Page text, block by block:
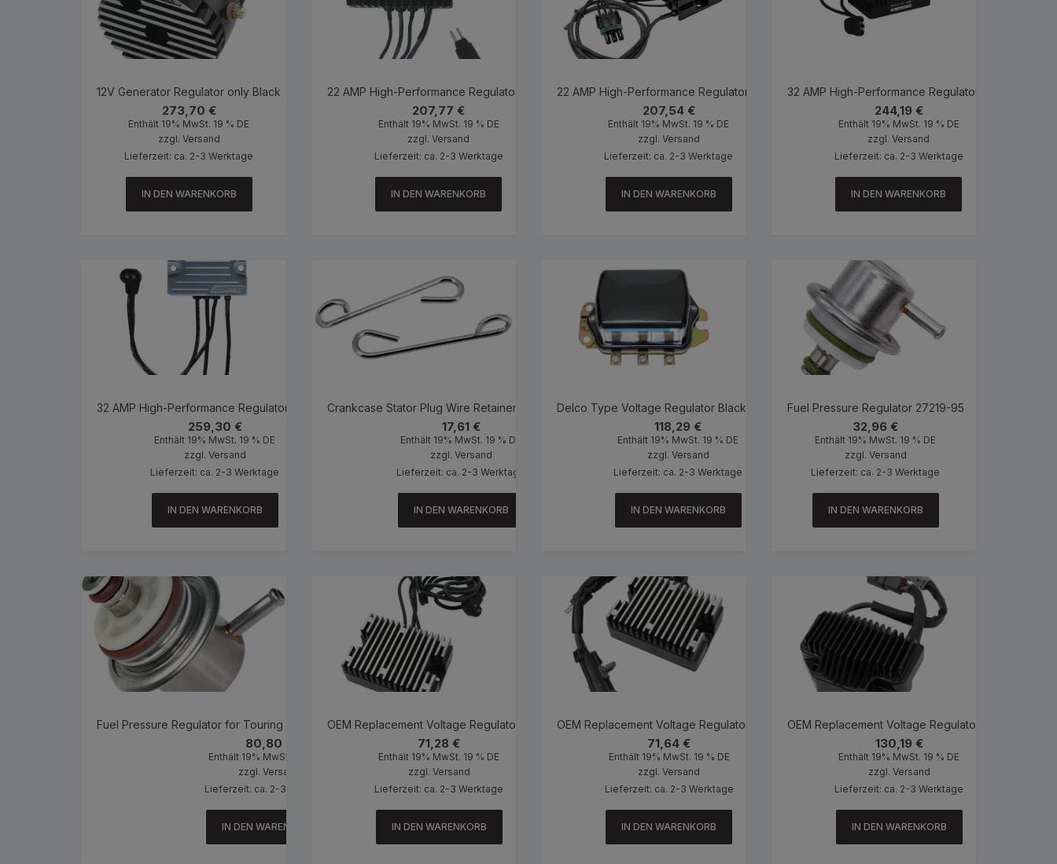
12V Generator Regulator only Black
273,70 €
Enthält 19% MwSt. 19 % DE
zzgl. Versand
Lieferzeit: ca. 2-3 Werktage
IN DEN WARENKORB
22 AMP High-Performance Regulator Black
207,77 €
Enthält 19% MwSt. 19 % DE
zzgl. Versand
Lieferzeit: ca. 2-3 Werktage
IN DEN WARENKORB
22 AMP High-Performance Regulator Black
207,54 €
Enthält 19% MwSt. 19 % DE
zzgl. Versand
Lieferzeit: ca. 2-3 Werktage
IN DEN WARENKORB
32 AMP High-Performance Regulator Black
244,19 €
Enthält 19% MwSt. 19 % DE
zzgl. Versand
Lieferzeit: ca. 2-3 Werktage
IN DEN WARENKORB
32 AMP High-Performance Regulator Chrome
259,30 €
Enthält 19% MwSt. 19 % DE
zzgl. Versand
Lieferzeit: ca. 2-3 Werktage
IN DEN WARENKORB
Crankcase Stator Plug Wire Retainer Stainless Steel
17,61 €
Enthält 19% MwSt. 19 % DE
zzgl. Versand
Lieferzeit: ca. 2-3 Werktage
IN DEN WARENKORB
Delco Type Voltage Regulator Black 74510-64
118,29 €
Enthält 19% MwSt. 19 % DE
zzgl. Versand
Lieferzeit: ca. 2-3 Werktage
IN DEN WARENKORB
Fuel Pressure Regulator 27219-95
32,96 €
Enthält 19% MwSt. 19 % DE
zzgl. Versand
Lieferzeit: ca. 2-3 Werktage
IN DEN WARENKORB
Fuel Pressure Regulator for Touring (Magnet Marelli EFI) 27219-95
80,80
Enthält 19% MwSt. 19 % DE
zzgl. Versand
Lieferzeit: ca. 2-3 Werktage
IN DEN WARENKORB
OEM Replacement Voltage Regulator Black
71,28 €
Enthält 19% MwSt. 19 % DE
zzgl. Versand
Lieferzeit: ca. 2-3 Werktage
IN DEN WARENKORB
OEM Replacement Voltage Regulator Black
71,64 €
Enthält 19% MwSt. 19 % DE
zzgl. Versand
Lieferzeit: ca. 2-3 Werktage
IN DEN WARENKORB
OEM Replacement Voltage Regulator Black
130,19 €
Enthält 19% MwSt. 19 % DE
zzgl. Versand
Lieferzeit: ca. 2-3 Werktage
IN DEN WARENKORB